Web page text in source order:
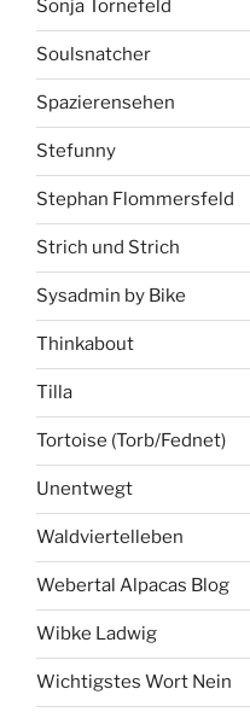
Sonja Tornefeld
Soulsnatcher
Spazierensehen
Stefunny
Stephan Flommersfeld
Strich und Strich
Sysadmin by Bike
Thinkabout
Tilla
Tortoise (Torb/Fednet)
Unentwegt
Waldviertelleben
Webertal Alpacas Blog
Wibke Ladwig
Wichtigstes Wort Nein